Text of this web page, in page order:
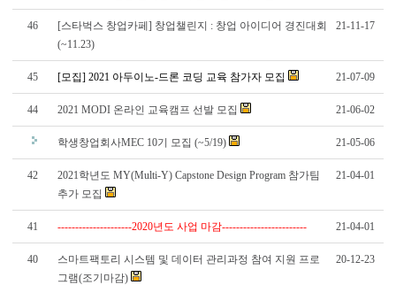
46
[스타벅스 창업카페] 창업챌린지 : 창업 아이디어 경진대회
(~11.23)
21-11-17
45 [모집] 2021 아두이노-드론 코딩 교육 참가자 모집 21-07-09
44 2021 MODI 온라인 교육캠프 선발 모집 21-06-02
학생창업회사MEC 10기 모집 (~5/19) 21-05-06
42
2021학년도 MY(Multi-Y) Capstone Design Program 참가팀
추가 모집
21-04-01
41 ---------------------2020년도 사업 마감------------------------ 21-04-01
40
스마트팩토리 시스템 및 데이터 관리과정 참여 지원 프로
그램(조기마감)
20-12-23